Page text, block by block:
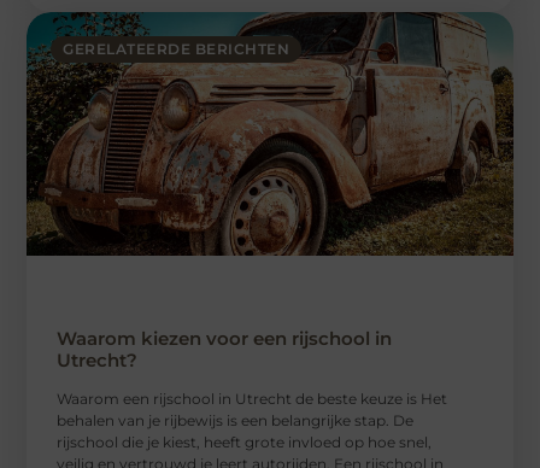
GERELATEERDE BERICHTEN
Waarom kiezen voor een rijschool in
Utrecht?
Waarom een ​​rijschool in Utrecht de beste keuze is Het
behalen van je rijbewijs is een belangrijke stap. De
rijschool die je kiest, heeft grote invloed op hoe snel,
veilig en vertrouwd je leert autorijden. Een rijschool in